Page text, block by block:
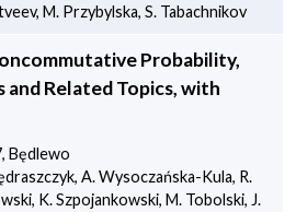
M. Przybylska, S. Tabachnikov
Probability,
Related Topics, with
Będlewo
A. Wysoczańska-Kula, R.
K. Szpojankowski, M. Tobolski, J.